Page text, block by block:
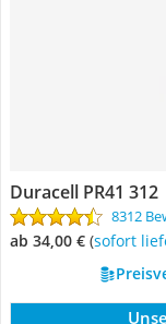
Duracell PR41 312
8312
ab 34,00 € ( Sofort